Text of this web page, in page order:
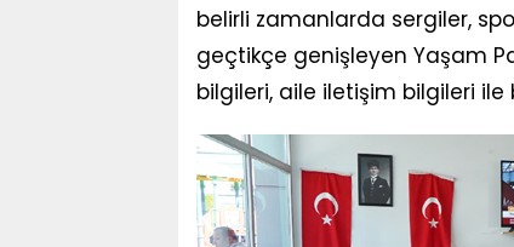
belirli zamanlarda sergiler,
geçtikçe genişleyen Yaşam
bilgileri, aile iletişim bilgileri ile